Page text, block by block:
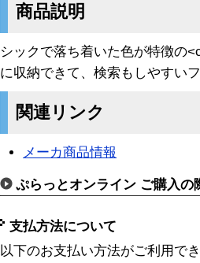
商品説明
シックで落ち着いた色が特徴の
に収納できて、検索もしやすい
関連リンク
メーカ商品情報
ぷらっとオンライン ご購入の
支払方法について
以下のお支払い方法がご利用で